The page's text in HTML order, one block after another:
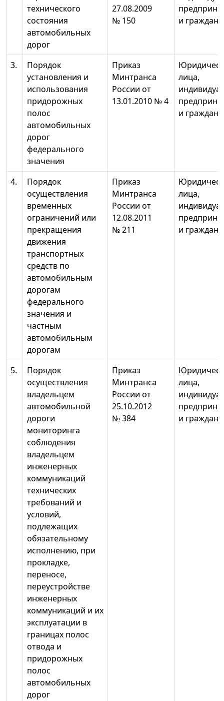
технического
состояния
автомобильных
дорог
27.08.2009
№ 150
и граждане
3.
Порядок
установления и
использования
придорожных
полос
автомобильных
дорог
федерального
значения
Приказ
Минтранса
России от
13.01.2010 № 4
лица,
и граждане
4.
Порядок
осуществления
временных
ограничений или
прекращения
движения
транспортных
средств по
автомобильным
дорогам
федерального
значения и
частным
автомобильным
дорогам
Приказ
Минтранса
России от
12.08.2011
№ 211
лица,
и граждане
5.
Порядок
осуществления
владельцем
автомобильной
дороги
мониторинга
соблюдения
владельцем
инженерных
коммуникаций
технических
требований и
условий,
подлежащих
обязательному
исполнению, при
прокладке,
переносе,
переустройстве
инженерных
коммуникаций и их
эксплуатации в
границах полос
отвода и
придорожных
полос
автомобильных
дорог
Приказ
Минтранса
России от
25.10.2012
№ 384
лица,
и граждане